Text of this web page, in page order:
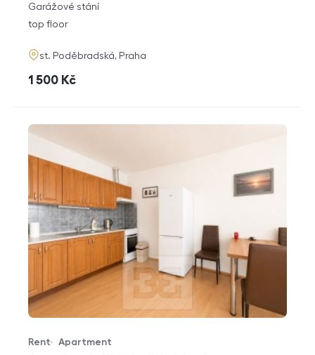
rozměry
disposition
Garážové stání
funkce
top floor
adresa
st. Poděbradská, Praha
cena
1 500 Kč
Offer type
Rent
Property type
Apartment